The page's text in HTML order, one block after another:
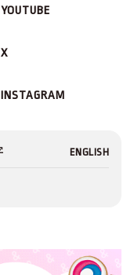
YOUTUBE
X
INSTAGRAM